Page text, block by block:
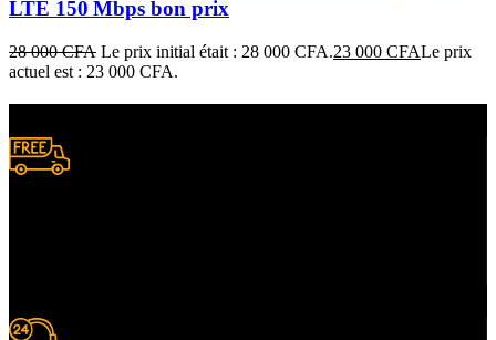
LTE 150 Mbps bon prix
28 000CFA Le prix initial était : 28 000 CFA.23 000 CFALe prix
actuel est : 23 000 CFA.